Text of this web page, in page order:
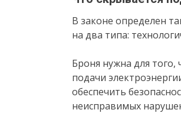
В законе определен
на два типа:
Броня нужна для
подачи
обеспечить
неисправимых